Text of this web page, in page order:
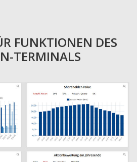
FUNKTIONEN DES
TERMINALS